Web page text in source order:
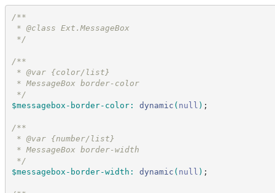
/**
* @class Ext.MessageBox
*/
/**
* @var {color/list}
* MessageBox border-color
*/
$messagebox-border-color: dynamic ( null ) ;
/**
* @var {number/list}
* MessageBox border-width
*/
$messagebox-border-width : dynamic ( null ) ;